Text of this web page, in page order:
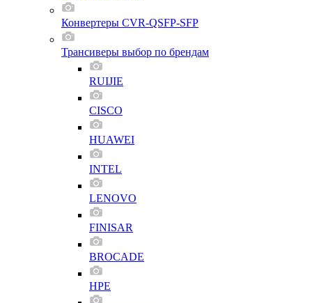
Конвертеры CVR-QSFP-SFP
Трансиверы выбор по брендам
RUIJIE
CISCO
HUAWEI
INTEL
LENOVO
FINISAR
BROCADE
HPE